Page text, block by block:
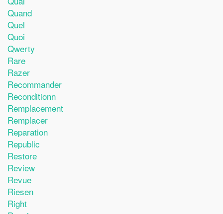
Quand
Quel
Quoi
Qwerty
Rare
Razer
Recommander
Reconditionn
Remplacement
Remplacer
Reparation
Republic
Restore
Review
Revue
Riesen
Right